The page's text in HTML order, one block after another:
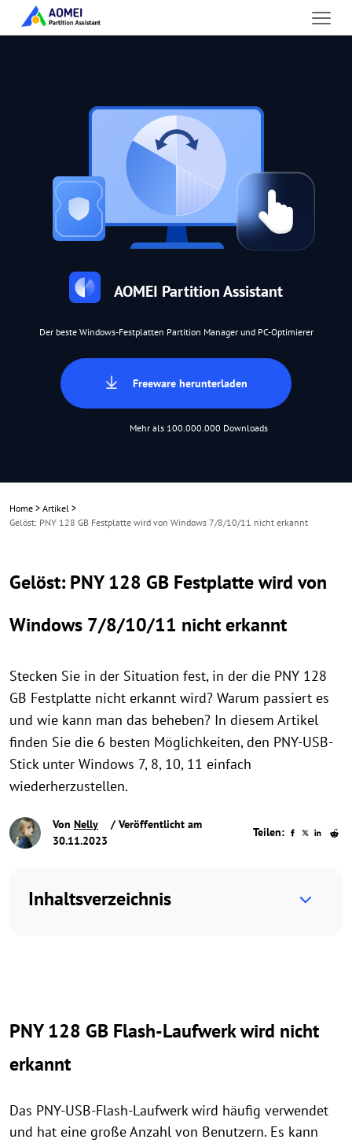
AOMEI Partition Assistant
Der beste Windows-Festplatten Partition Manager und PC-Optimierer
Freeware herunterladen
Mehr als 100.000.000 Downloads
Home > Artikel >
Gelöst: PNY 128 GB Festplatte wird von Windows 7/8/10/11 nicht erkannt
Gelöst: PNY 128 GB Festplatte wird von
Windows 7/8/10/11 nicht erkannt
Stecken Sie in der Situation fest, in der die PNY 128
GB Festplatte nicht erkannt wird? Warum passiert es
und wie kann man das beheben? In diesem Artikel
finden Sie die 6 besten Möglichkeiten, den PNY-USB-
Stick unter Windows 7, 8, 10, 11 einfach
wiederherzustellen.
Von Nelly
/ Veröffentlicht am
30.11.2023
Teilen:
Inhaltsverzeichnis
PNY 128 GB Flash-Laufwerk wird nicht
erkannt
Das PNY-USB-Flash-Laufwerk wird häufig verwendet
und hat eine große Anzahl von Benutzern. Es kann